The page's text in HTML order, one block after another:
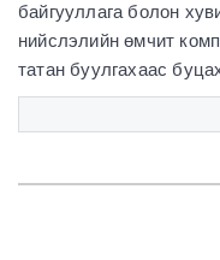
байгууллага болон
нийслэлийн өмчит
татан буулгахаас